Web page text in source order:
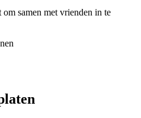
samen met vrienden in te